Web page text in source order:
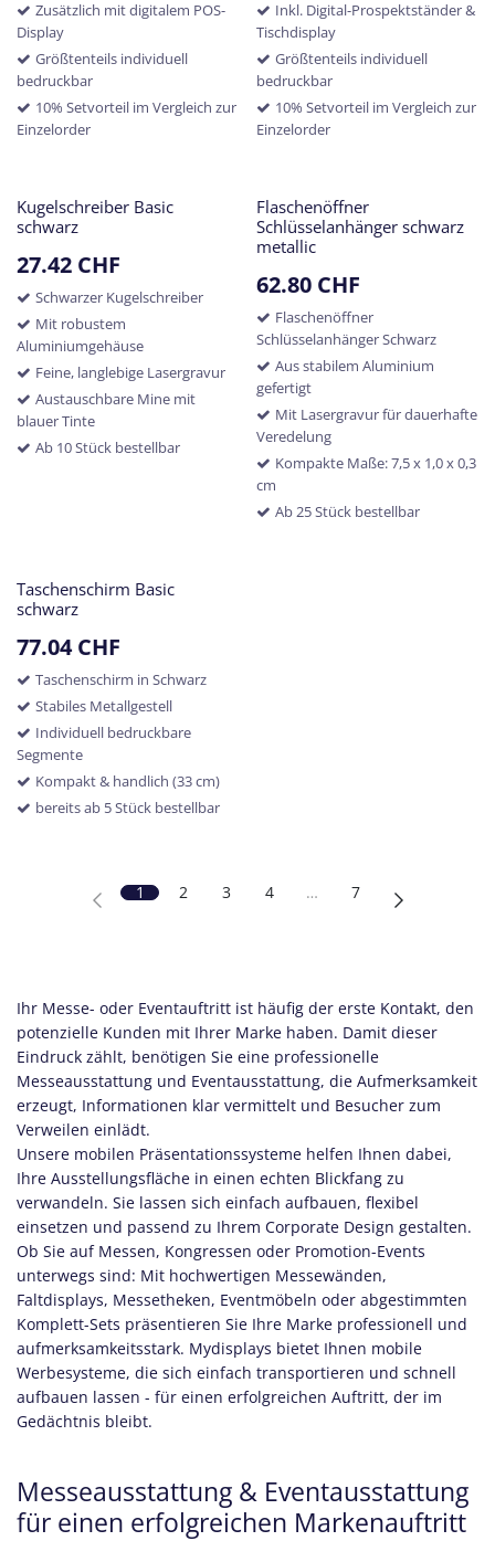
Zusätzlich mit digitalem POS-
Display
Größtenteils individuell
bedruckbar
10% Setvorteil im Vergleich zur
Einzelorder
Inkl. Digital-Prospektständer &
Tischdisplay
Größtenteils individuell
bedruckbar
10% Setvorteil im Vergleich zur
Einzelorder
Kugelschreiber Basic
schwarz
27.42 CHF
Schwarzer Kugelschreiber
Mit robustem
Aluminiumgehäuse
Feine, langlebige Lasergravur
Austauschbare Mine mit
blauer Tinte
Ab 10 Stück bestellbar
Flaschenöffner
Schlüsselanhänger schwarz
metallic
62.80CHF
Flaschenöffner
Schlüsselanhänger Schwarz
Aus stabilem Aluminium
gefertigt
Mit Lasergravur für dauerhafte
Veredelung
Kompakte Maße: 7,5 x 1,0 x 0,3
cm
Ab 25 Stück bestellbar
Taschenschirm Basic
schwarz
77.04CHF
Taschenschirm in Schwarz
Stabiles Metallgestell
Individuell bedruckbare
Segmente
Kompakt & handlich (33 cm)
bereits ab 5 Stück bestellbar
1 2 3 4 … 7
Ihr Messe- oder Eventauftritt ist häufig der erste Kontakt, den
potenzielle Kunden mit Ihrer Marke haben. Damit dieser
Eindruck zählt, benötigen Sie eine professionelle
Messeausstattung und Eventausstattung, die Aufmerksamkeit
erzeugt, Informationen klar vermittelt und Besucher zum
Verweilen einlädt.
Unsere mobilen Präsentationssysteme helfen Ihnen dabei,
Ihre Ausstellungsfläche in einen echten Blickfang zu
verwandeln. Sie lassen sich einfach aufbauen, flexibel
einsetzen und passend zu Ihrem Corporate Design gestalten.
Ob Sie auf Messen, Kongressen oder Promotion-Events
unterwegs sind: Mit hochwertigen Messewänden,
Faltdisplays, Messetheken, Eventmöbeln oder abgestimmten
Komplett-Sets präsentieren Sie Ihre Marke professionell und
aufmerksamkeitsstark. Mydisplays bietet Ihnen mobile
Werbesysteme, die sich einfach transportieren und schnell
aufbauen lassen - für einen erfolgreichen Auftritt, der im
Gedächtnis bleibt.
Messeausstattung & Eventausstattung
für einen erfolgreichen Markenauftritt